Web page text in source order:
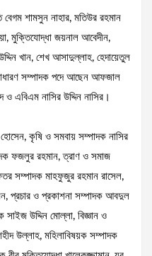
শামসুন নাহার, মতিউর রহমান
মুক্তিযোদ্ধা জয়নাল আবেদীন,
খান, শেখ আসাদুল্লাহ, হেদায়েতুল
সম্পাদক পদে আছেন আফজাল
এবিএম নাসির উদ্দিন নাসির।
কৃষি ও সমবায় সম্পাদক নাসির
ফজলুর রহমান, ত্রাণ ও সমাজ
সম্পাদক মাহফুজুর রহমান রাসেল,
প্রচার ও প্রকাশনা সম্পাদক আবদুল
উদ্দিন মোল্লা, বিজ্ঞান ও
উল্লাহ, মহিলাবিষয়ক সম্পাদক